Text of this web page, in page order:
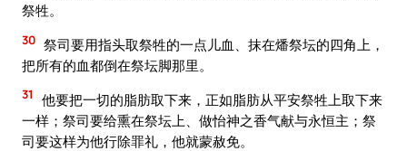
祭牲。
30 祭司要用指头取祭牲的一点儿血、抹在燔祭坛的四角上，
把所有的血都倒在祭坛脚那里。
31
他要把一切的脂肪取下来，正如脂肪从平安祭牲上取下来
一样；祭司要给熏在祭坛上、做怡神之香气献与永恒主；祭
司要这样为他行除罪礼，他就蒙赦免。